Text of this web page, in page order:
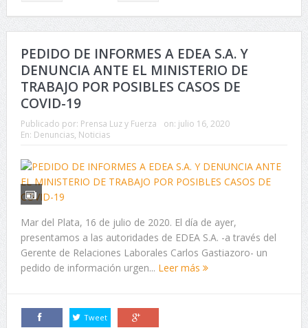
PEDIDO DE INFORMES A EDEA S.A. Y
DENUNCIA ANTE EL MINISTERIO DE
TRABAJO POR POSIBLES CASOS DE
COVID-19
Publicado por: Prensa Luz y Fuerza on: julio 16, 2020
En: Denuncias, Noticias
Mar del Plata, 16 de julio de 2020. El día de ayer,
presentamos a las autoridades de EDEA S.A. -a través del
Gerente de Relaciones Laborales Carlos Gastiazoro- un
pedido de información urgen... Leer más
Tweet